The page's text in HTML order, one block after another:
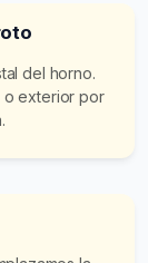
del horno.
o exterior por